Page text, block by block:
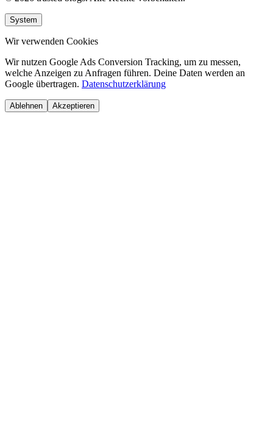
System
Wir verwenden Cookies
Wir nutzen Google Ads Conversion Tracking, um zu messen,
welche Anzeigen zu Anfragen führen. Deine Daten werden an
Google übertragen. Datenschutzerklärung
Ablehnen Akzeptieren